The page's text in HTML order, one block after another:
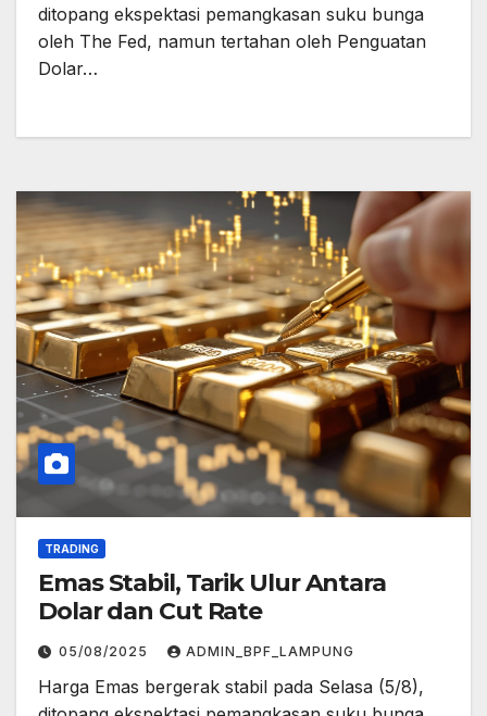
ditopang ekspektasi pemangkasan suku bunga
oleh The Fed, namun tertahan oleh Penguatan
Dolar…
TRADING
Emas Stabil, Tarik Ulur Antara
Dolar dan Cut Rate
05/08/2025 ADMIN_BPF_LAMPUNG
Harga Emas bergerak stabil pada Selasa (5/8),